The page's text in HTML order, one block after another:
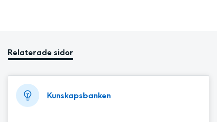
Relaterade sidor
Kunskapsbanken